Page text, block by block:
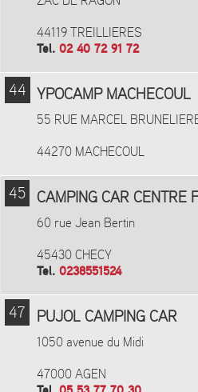
44119 TREILLIERES
Tel. 02 40 72 91 72
44 YPOCAMP MACHECOUL
55 RUE MARCEL
44270 MACHECOUL
45 CAMPING CAR CENTRE
60 rue Jean Bertin
45430 CHECY
Tel. 0238551524
47 PUJOL CAMPING CAR
1050 avenue du Midi
47000 AGEN